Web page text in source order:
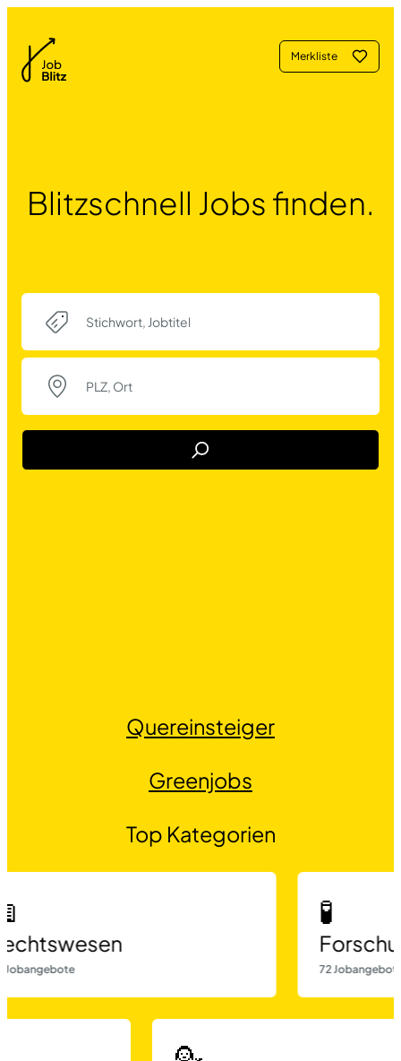
Merkliste
Blitzschnell Jobs finden.
Job Finden
Quereinsteiger
Top Kategorien
Greenjobs
Rechtswesen
49 Jobangebote 72